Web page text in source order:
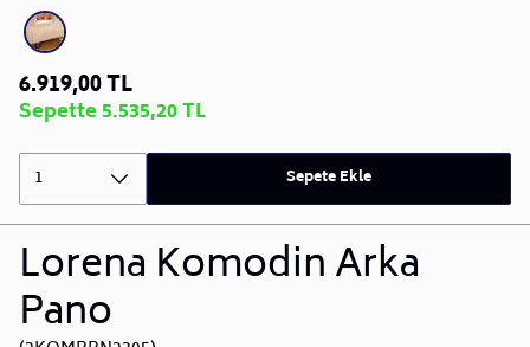
6.919,00 TL
Sepette 5.535,20 TL
1 Sepete Ekle
Lorena Komodin Arka
Pano